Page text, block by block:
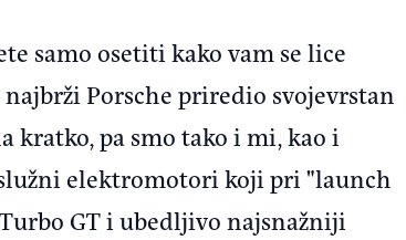
samo osetiti kako vam se lice
Porsche priredio svojevrstan
kratko, pa smo tako i mi, kao i
elektromotori koji pri "launch
GT i ubedljivo najsnažniji